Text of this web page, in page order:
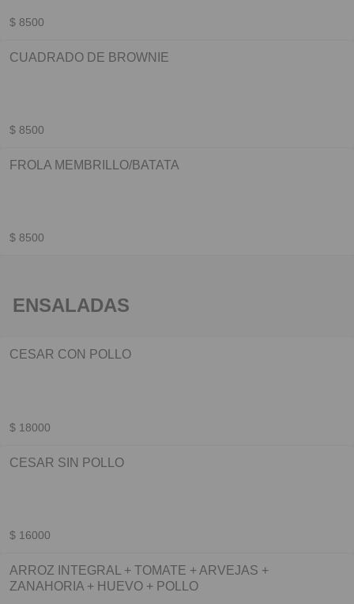
$ 8500
CUADRADO DE BROWNIE
$ 8500
FROLA MEMBRILLO/BATATA
$ 8500
ENSALADAS
CESAR CON POLLO
$ 18000
CESAR SIN POLLO
$ 16000
ARROZ INTEGRAL + TOMATE + ARVEJAS +
ZANAHORIA + HUEVO + POLLO